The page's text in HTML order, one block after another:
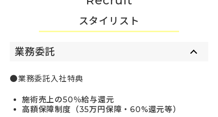
スタイリスト
業務委託
●業務委託入社特典
施術売上の50％給与還元
高額保障制度（35万円保障・60%還元等）